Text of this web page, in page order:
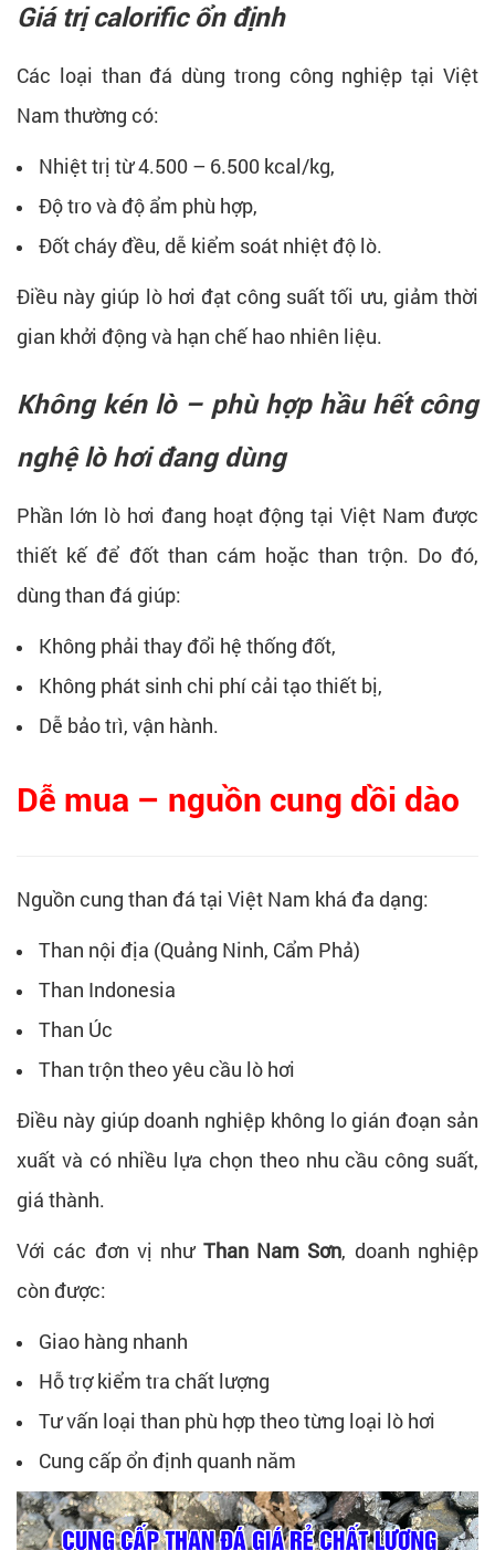
Giá trị calorific ổn định
Các loại than đá dùng trong công nghiệp tại Việt
Nam thường có:
Nhiệt trị từ 4.500 – 6.500 kcal/kg,
Độ tro và độ ẩm phù hợp,
Đốt cháy đều, dễ kiểm soát nhiệt độ lò.
Điều này giúp lò hơi đạt công suất tối ưu, giảm thời
gian khởi động và hạn chế hao nhiên liệu.
Không kén lò – phù hợp hầu hết công
nghệ lò hơi đang dùng
Phần lớn lò hơi đang hoạt động tại Việt Nam được
thiết kế để đốt than cám hoặc than trộn. Do đó,
dùng than đá giúp:
Không phải thay đổi hệ thống đốt,
Không phát sinh chi phí cải tạo thiết bị,
Dễ bảo trì, vận hành.
Dễ mua – nguồn cung dồi dào
Nguồn cung than đá tại Việt Nam khá đa dạng:
Than nội địa (Quảng Ninh, Cẩm Phả)
Than Indonesia
Than Úc
Than trộn theo yêu cầu lò hơi
Điều này giúp doanh nghiệp không lo gián đoạn sản
xuất và có nhiều lựa chọn theo nhu cầu công suất,
giá thành.
Với các đơn vị như Than Nam Sơn, doanh nghiệp
còn được:
Giao hàng nhanh
Hỗ trợ kiểm tra chất lượng
Tư vấn loại than phù hợp theo từng loại lò hơi
Cung cấp ổn định quanh năm